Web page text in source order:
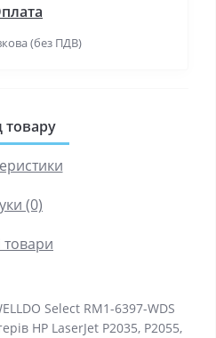
(без ПДВ)
товару
(0)
товари
Select RM1-6397-WDS
HP LaserJet P2035, P2055,